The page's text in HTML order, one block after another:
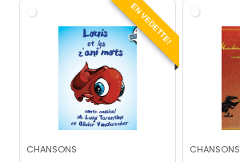
EN VEDETTE!
CHANSONS CHANSONS